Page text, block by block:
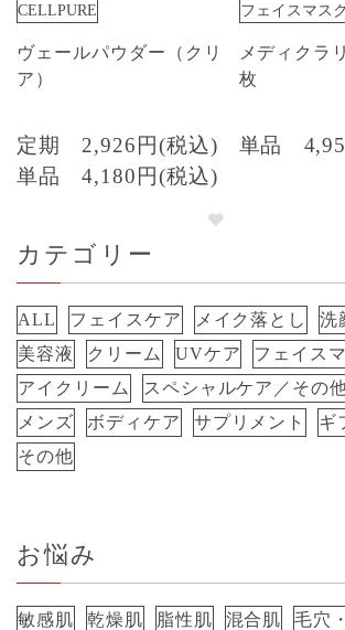
CELLPURE
ヴェールパウダー（クリ
ア）
定期
2,926円(税込)
単品
4,180円(税込)
フェイスマスク
メディクラ
枚
単品
カテゴリー
ALL フェイスケア メイク落とし 洗
美容液
クリーム UVケア
フェイス
アイクリーム
スペシャルケア／その
メンズ
ボディケア サプリメント
ギ
その他
お悩み
敏感肌 乾燥肌 脂性肌 混合肌
毛穴